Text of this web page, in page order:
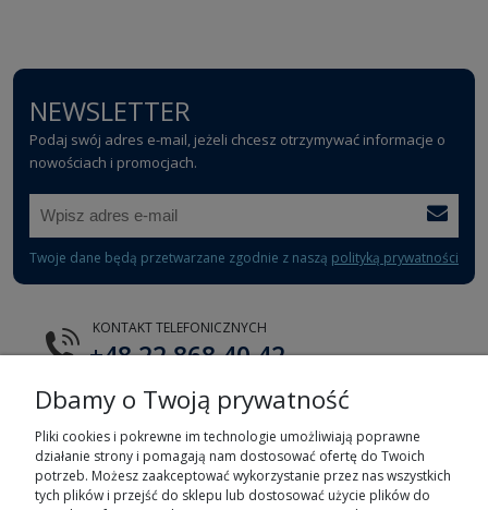
NEWSLETTER
Podaj swój adres e-mail, jeżeli chcesz otrzymywać informacje o
nowościach i promocjach.
Twoje dane będą przetwarzane zgodnie z naszą polityką prywatności
KONTAKT TELEFONICZNYCH
+48 22 868 40 42
E-MAIL
tts@tts.com.pl
Dbamy o Twoją prywatność
Pliki cookies i pokrewne im technologie umożliwiają poprawne
działanie strony i pomagają nam dostosować ofertę do Twoich
potrzeb. Możesz zaakceptować wykorzystanie przez nas wszystkich
tych plików i przejść do sklepu lub dostosować użycie plików do